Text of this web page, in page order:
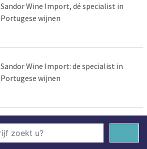
Sandor Wine Import, dé specialist in
Portugese wijnen
Sandor Wine Import: de specialist in
Portugese wijnen